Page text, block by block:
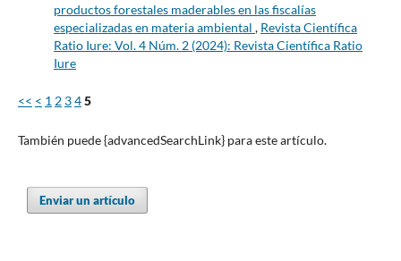
productos forestales maderables en las fiscalías
especializadas en materia ambiental , Revista Científica
Ratio Iure: Vol. 4 Núm. 2 (2024): Revista Científica Ratio
Iure
<< < 1 2 345
También puede {advancedSearchLink} para este artículo.
Enviar un artículo